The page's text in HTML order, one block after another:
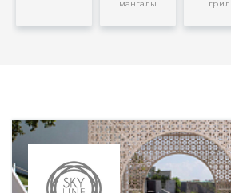
мангалы